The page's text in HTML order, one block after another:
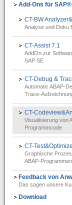
Checklisten-
CT-Assist 7.1
=> Add-On zur
IT-Leitung
IT-Organisation
IT-Revision
Software-
Kunden-Feedback
SAP®-System
CT-
Add-Ons für
CT-BW
Analyse und Doku
CT-Assist 7.1
AddOn zur
SAP SE
CT-Debug &
Automatic ABAP-
Trace-
CT-
Visualisierung von
Programmcode
CT-
Graphische
ABAP-Programmen
Feedback von
Das sagen unsere
Download